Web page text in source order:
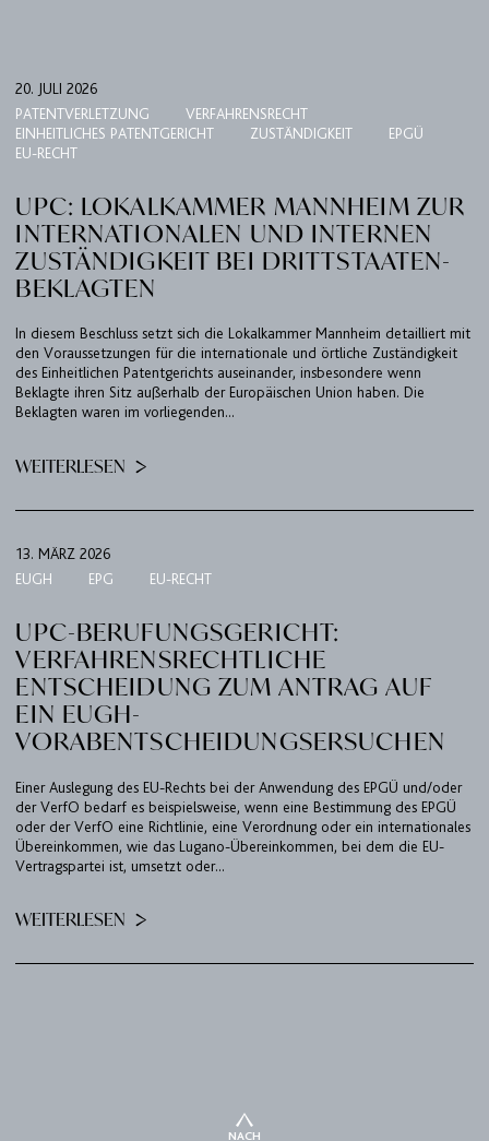
UPC
BULLETIN
KARRIERE
IMPRESSUM & DATENSCHUTZ
20. JULI 2026
PATENTVERLETZUNG
VERFAHRENSRECHT
EINHEITLICHES PATENTGERICHT
ZUSTÄNDIGKEIT
EPGÜ
EU-RECHT
UPC: LOKALKAMMER MANNHEIM ZUR
INTERNATIONALEN UND INTERNEN
ZUSTÄNDIGKEIT BEI DRITTSTAATEN-
BEKLAGTEN
In diesem Beschluss setzt sich die Lokalkammer Mannheim detailliert mit
den Voraussetzungen für die internationale und örtliche Zuständigkeit
des Einheitlichen Patentgerichts auseinander, insbesondere wenn
Beklagte ihren Sitz außerhalb der Europäischen Union haben. Die
Beklagten waren im vorliegenden...
WEITERLESEN
13. MÄRZ 2026
EUGH
EPG EU-RECHT
UPC-BERUFUNGSGERICHT:
VERFAHRENSRECHTLICHE
ENTSCHEIDUNG ZUM ANTRAG AUF
EIN EUGH-
VORABENTSCHEIDUNGSERSUCHEN
Einer Auslegung des EU-Rechts bei der Anwendung des EPGÜ und/oder
der VerfO bedarf es beispielsweise, wenn eine Bestimmung des EPGÜ
oder der VerfO eine Richtlinie, eine Verordnung oder ein internationales
Übereinkommen, wie das Lugano-Übereinkommen, bei dem die EU-
Vertragspartei ist, umsetzt oder...
WEITERLESEN
NACH